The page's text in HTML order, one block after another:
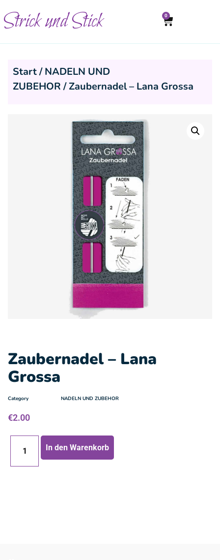
Strick und Stick 0
Start/NADELN UND
ZUBEHOR/ Zaubernadel – Lana Grossa
Zaubernadel – Lana
Grossa
Category NADELN UND ZUBEHOR
€2.00
In den Warenkorb